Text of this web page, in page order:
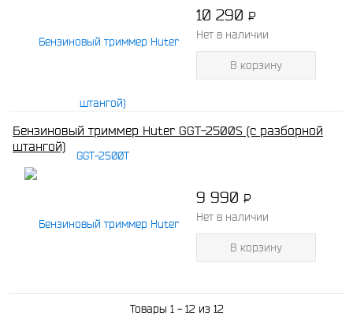
10 290 P
-
Нет в наличии
В корзину
Бензиновый триммер Huter GGT-2500S (с разборной
штангой)
9 990 P
-
Нет в наличии
В корзину
Товары 1 - 12 из 12